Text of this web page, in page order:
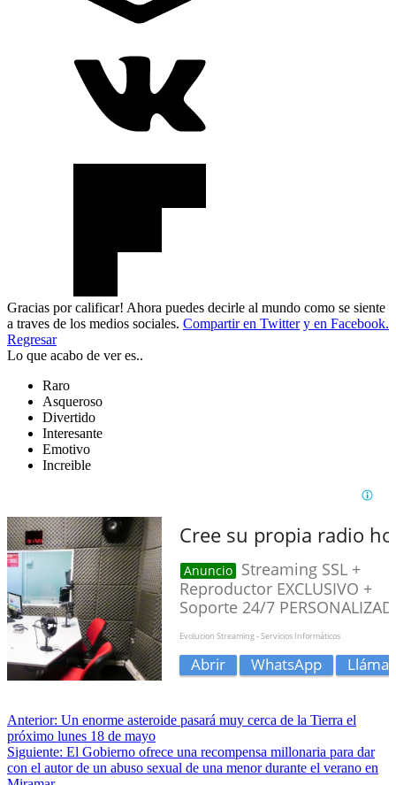
Gracias por calificar! Ahora puedes decirle al mundo como se siente
a traves de los medios sociales. Compartir en Twitter y en Facebook.
Regresar
Lo que acabo de ver es..
Raro
Asqueroso
Divertido
Interesante
Emotivo
Increible
Anterior: Un enorme asteroide pasará muy cerca de la Tierra el
próximo lunes 18 de mayo
Siguiente: El Gobierno ofrece una recompensa millonaria para dar
con el autor de un abuso sexual de una menor durante el verano en